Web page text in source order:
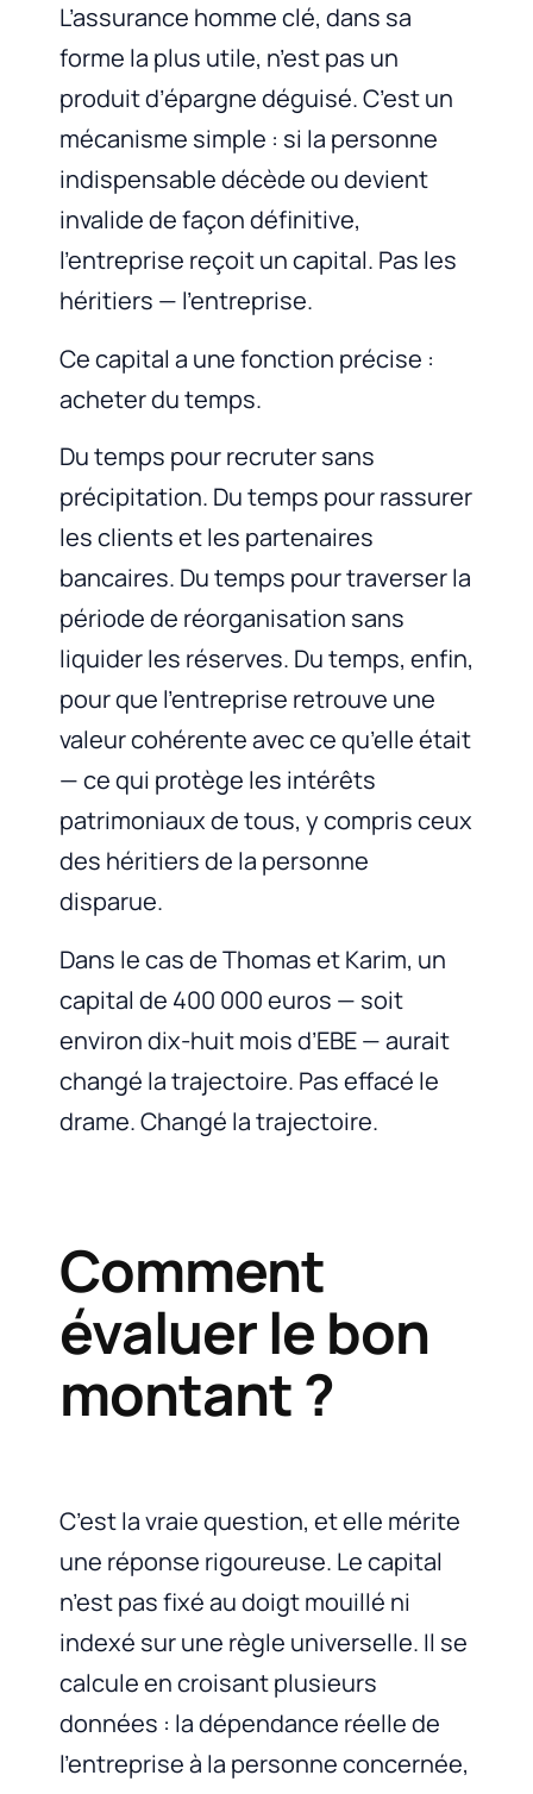
L’assurance homme clé, dans sa
forme la plus utile, n’est pas un
produit d’épargne déguisé. C’est un
mécanisme simple : si la personne
indispensable décède ou devient
invalide de façon définitive,
l’entreprise reçoit un capital. Pas les
héritiers — l’entreprise.
Ce capital a une fonction précise :
acheter du temps.
Du temps pour recruter sans
précipitation. Du temps pour rassurer
les clients et les partenaires
bancaires. Du temps pour traverser la
période de réorganisation sans
liquider les réserves. Du temps, enfin,
pour que l’entreprise retrouve une
valeur cohérente avec ce qu’elle était
— ce qui protège les intérêts
patrimoniaux de tous, y compris ceux
des héritiers de la personne
disparue.
Dans le cas de Thomas et Karim, un
capital de 400 000 euros — soit
environ dix-huit mois d’EBE — aurait
changé la trajectoire. Pas effacé le
drame. Changé la trajectoire.
Comment
évaluer le bon
montant ?
C’est la vraie question, et elle mérite
une réponse rigoureuse. Le capital
n’est pas fixé au doigt mouillé ni
indexé sur une règle universelle. Il se
calcule en croisant plusieurs
données : la dépendance réelle de
l’entreprise à la personne concernée,